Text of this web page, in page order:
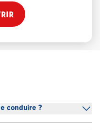
conduire ?